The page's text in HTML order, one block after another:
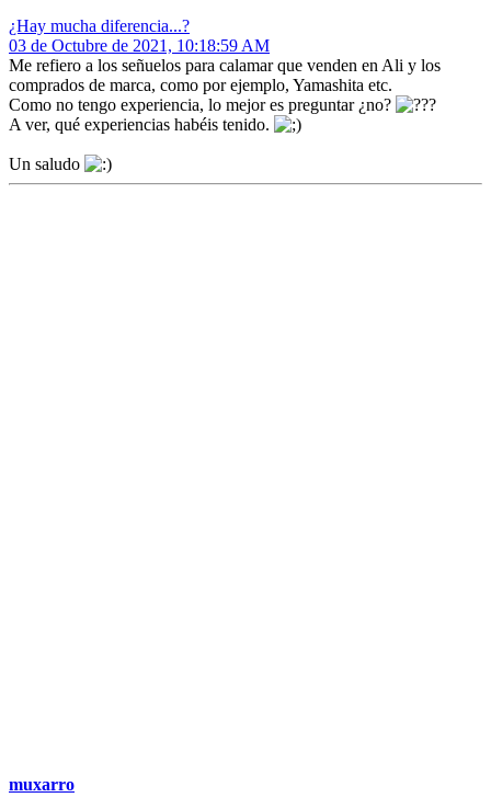
¿Hay mucha diferencia...?
03 de Octubre de 2021, 10:18:59 AM
Me refiero a los señuelos para calamar que venden en Ali y los
comprados de marca, como por ejemplo, Yamashita etc.
Como no tengo experiencia, lo mejor es preguntar ¿no?
A ver, qué experiencias habéis tenido.
Un saludo
muxarro